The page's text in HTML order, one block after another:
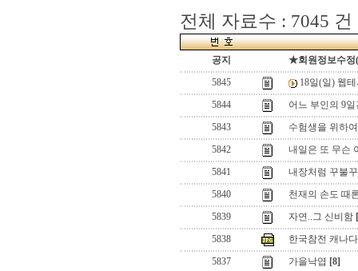
전체 자료수 : 7045 건
공지
★회원정보수정
5845
18일(일) 웹
5844
어느 부인의 9
5843
수험생을 위하
5842
내일은 또 무슨
5841
내장처럼 꾸불
5840
천재의 손도 때
5839
자연..그 신비함
5838
한국참전 캐나
5837
가을낙엽 [8]